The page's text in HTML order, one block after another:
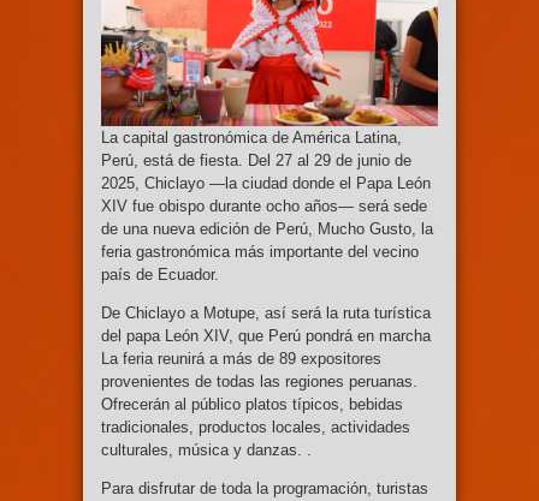
La capital gastronómica de América Latina,
Perú, está de fiesta. Del 27 al 29 de junio de
2025, Chiclayo —la ciudad donde el Papa León
XIV fue obispo durante ocho años— será sede
de una nueva edición de Perú, Mucho Gusto, la
feria gastronómica más importante del vecino
país de Ecuador.
De Chiclayo a Motupe, así será la ruta turística
del papa León XIV, que Perú pondrá en marcha
La feria reunirá a más de 89 expositores
provenientes de todas las regiones peruanas.
Ofrecerán al público platos típicos, bebidas
tradicionales, productos locales, actividades
culturales, música y danzas. .
Para disfrutar de toda la programación, turistas